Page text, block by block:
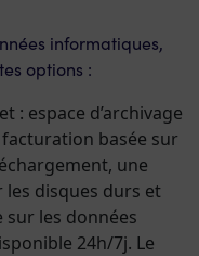
informatiques,
options :
: espace d’archivage
basée sur
une
disques durs et
les données
24h/7j. Le